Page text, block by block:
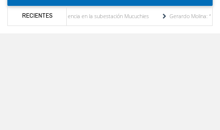
RECIENTES
de potencia en la subestación Mucuchies
Gerardo Molina: “El